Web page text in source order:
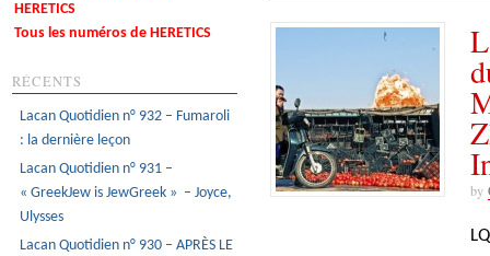
by
LQ
HERETICS
Tous les numéros de HERETICS
RÉCENTS
Lacan Quotidien n° 932 – Fumaroli
: la dernière leçon
Lacan Quotidien n° 931 –
« GreekJew is JewGreek » – Joyce,
Ulysses
Lacan Quotidien n° 930 – APRÈS LE